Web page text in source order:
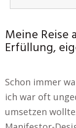
Meine Reise
Erfüllung,
Schon immer
ich war oft
umsetzen